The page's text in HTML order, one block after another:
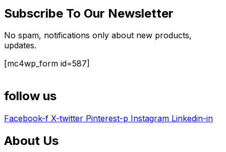
Subscribe To Our Newsletter
No spam, notifications only about new products,
updates.
[mc4wp_form id=587]
follow us
Facebook-f X-twitter Pinterest-p Instagram Linkedin-in
About Us